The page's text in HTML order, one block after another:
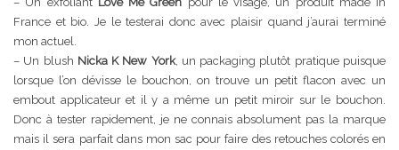
France et bio. Je le testerai donc avec plaisir quand j’aurai terminé
mon actuel.
– Un blush Nicka K New York, un packaging plutôt pratique puisque
lorsque l’on dévisse le bouchon, on trouve un petit flacon avec un
embout applicateur et il y a même un petit miroir sur le bouchon.
Donc à tester rapidement, je ne connais absolument pas la marque
mais il sera parfait dans mon sac pour faire des retouches colorés en